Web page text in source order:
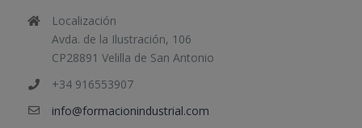
Localización
Avda. de la Ilustración, 106
CP28891 Velilla de San Antonio
+34 916553907
info@formacionindustrial.com